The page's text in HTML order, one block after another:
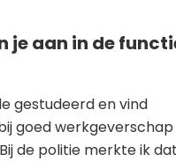
je aan in de
gestudeerd en vind
goed werkgeverschap
de politie merkte ik